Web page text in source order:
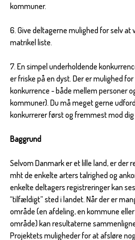
kommuner.
6. Give deltagerne mulighed for selv at
matrikel liste.
7. En simpel underholdende
er friske på en dyst. Der er mulighed
konkurrence - både mellem personer
kommuner). Du må meget gerne
konkurrerer først og fremmest mod dig
Baggrund
Selvom Danmark er et lille land, er der
mht de enkelte arters talrighed og
enkelte deltagers registreringer kan
“tilfældigt” sted i landet. Når der er
område (en afdeling, en kommune
område) kan resultaterne
Projektets muligheder for at afsløre